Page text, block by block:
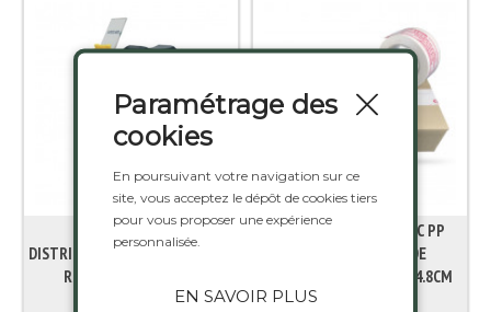
DISTRIBUTEUR PISTOLET POUR
RUBAN ADHESIF (1 U)
RUBAN ADHESIF BLANC PP
IMPRESSION "BANDE
GARANTIE"EN BOBINE 4.8CM
100M 32µ (6 U)
Paramétrage des
cookies
En poursuivant votre navigation sur ce
site, vous acceptez le dépôt de cookies tiers
pour vous proposer une expérience
personnalisée.
EN SAVOIR PLUS